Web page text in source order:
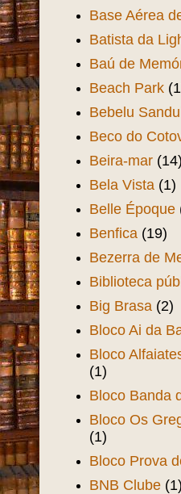
Base Aérea
Batista da
Baú de
Beach Park
Bebelu
Beco do
Beira-mar (14)
Bela Vista (1)
Belle Époque
Benfica (19)
Bezerra de
Biblioteca
Big Brasa (2)
Bloco Ai da
Bloco
(1)
Bloco Banda
Bloco Os
(1)
Bloco Prova
BNB Clube (1)